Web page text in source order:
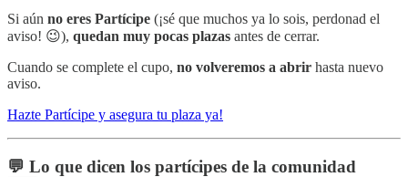
Si aún no eres Partícipe (¡sé que muchos ya lo sois, perdonad el
aviso! 😉), quedan muy pocas plazas antes de cerrar.
Cuando se complete el cupo, no volveremos a abrir hasta nuevo
aviso.
Hazte Partícipe y asegura tu plaza ya!
💬 Lo que dicen los partícipes de la comunidad